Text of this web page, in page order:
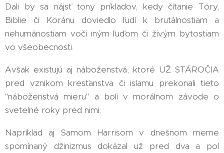
Dali by sa nájsť tony príkladov, kedy čítanie Tóry,
Biblie či Koránu doviedlo ľudí k brutálnostiam a
nehumánostiam voči iným ľuďom či živým bytostiam
vo všeobecnosti.
Avšak existujú aj náboženstvá, ktoré UŽ STÁROČIA
pred vznikom kresťanstva či islamu prekonali tieto
"náboženstvá mieru" a boli v morálnom závode o
svetelné roky pred nimi.
Napríklad aj Samom Harrisom v dnešnom meme
spomínaný džinizmus dokázal už pred dva a pol